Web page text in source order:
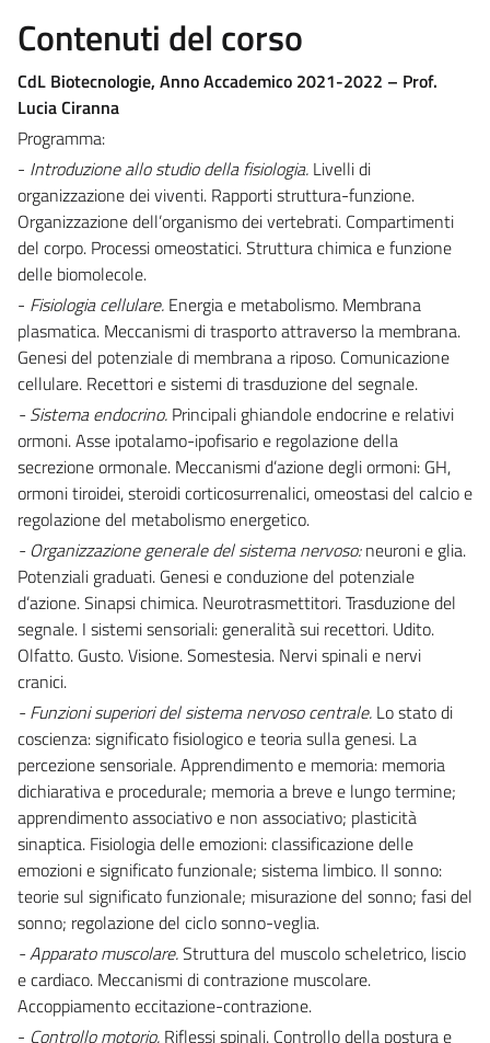
Contenuti del corso
CdL Biotecnologie, Anno Accademico 2021-2022 – Prof.
Lucia Ciranna
Programma:
- Introduzione allo studio della fisiologia. Livelli di
organizzazione dei viventi. Rapporti struttura-funzione.
Organizzazione dell’organismo dei vertebrati. Compartimenti
del corpo. Processi omeostatici. Struttura chimica e funzione
delle biomolecole.
- Fisiologia cellulare. Energia e metabolismo. Membrana
plasmatica. Meccanismi di trasporto attraverso la membrana.
Genesi del potenziale di membrana a riposo. Comunicazione
cellulare. Recettori e sistemi di trasduzione del segnale.
- Sistema endocrino. Principali ghiandole endocrine e relativi
ormoni. Asse ipotalamo-ipofisario e regolazione della
secrezione ormonale. Meccanismi d’azione degli ormoni: GH,
ormoni tiroidei, steroidi corticosurrenalici, omeostasi del calcio e
regolazione del metabolismo energetico.
- Organizzazione generale del sistema nervoso:neuroni e glia.
Potenziali graduati. Genesi e conduzione del potenziale
d’azione. Sinapsi chimica. Neurotrasmettitori. Trasduzione del
segnale. I sistemi sensoriali: generalità sui recettori. Udito.
Olfatto. Gusto. Visione. Somestesia. Nervi spinali e nervi
cranici.
- Funzioni superiori del sistema nervoso centrale. Lo stato di
coscienza: significato fisiologico e teoria sulla genesi. La
percezione sensoriale. Apprendimento e memoria: memoria
dichiarativa e procedurale; memoria a breve e lungo termine;
apprendimento associativo e non associativo; plasticità
sinaptica. Fisiologia delle emozioni: classificazione delle
emozioni e significato funzionale; sistema limbico. Il sonno:
teorie sul significato funzionale; misurazione del sonno; fasi del
sonno; regolazione del ciclo sonno-veglia.
- Apparato muscolare.Struttura del muscolo scheletrico, liscio
e cardiaco. Meccanismi di contrazione muscolare.
Accoppiamento eccitazione-contrazione.
- Controllo motorio. Riflessi spinali. Controllo della postura e